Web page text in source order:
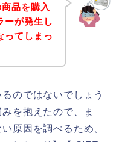
品を購入
ーが発生し
ってしまっ
のではないでしょう
を抱えたので、ま
原因を調べるため、